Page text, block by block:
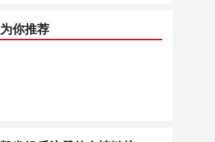
为你推荐